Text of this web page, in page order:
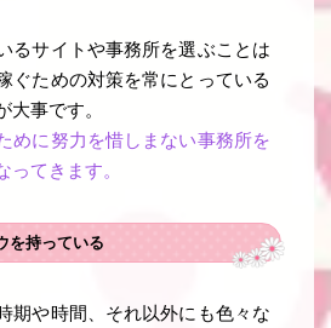
るサイトや事務所を選ぶことは
ぐための対策を常にとっている
大事です。
めに努力を惜しまない事務所を
ってきます。
を持っている
期や時間、それ以外にも色々な